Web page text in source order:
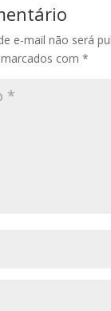
e-mail não será
com *